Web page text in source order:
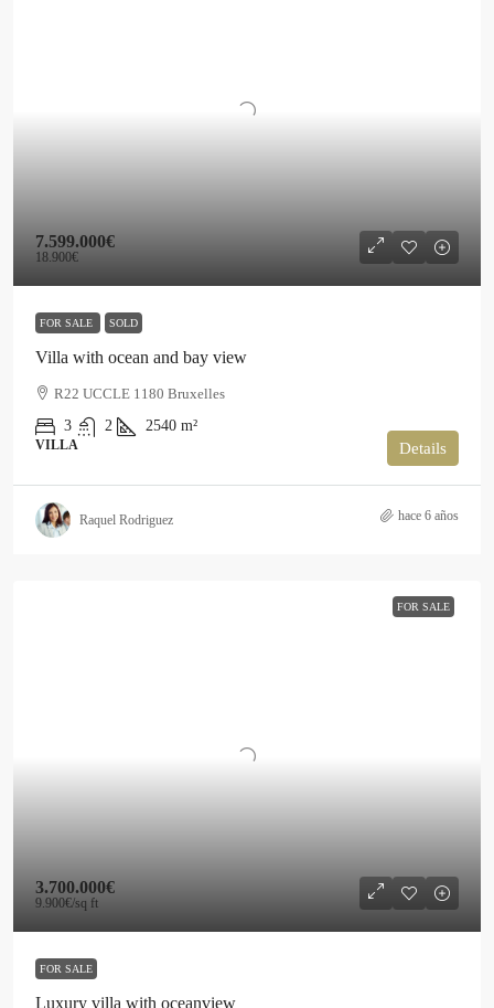
7.599.000€
18.900€
FOR SALE SOLD
Villa with ocean and bay view
R22 UCCLE 1180 Bruxelles
3
2 2540 m²
VILLA Details
Raquel Rodriguez hace 6 años
FOR SALE
3.700.000€
9.900€/sq ft
FOR SALE
Luxury villa with oceanview